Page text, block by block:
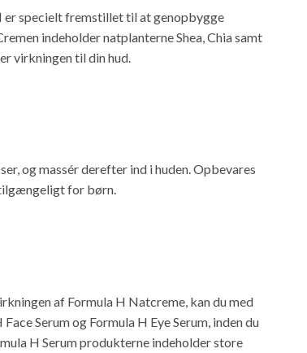
er specielt fremstillet til at genopbygge
indeholder natplanterne Shea, Chia samt
virkningen til din hud.
og massér derefter ind i huden. Opbevares
for børn.
af Formula H Natcreme, kan du med
Serum og Formula H Eye Serum, inden du
H Serum produkterne indeholder store